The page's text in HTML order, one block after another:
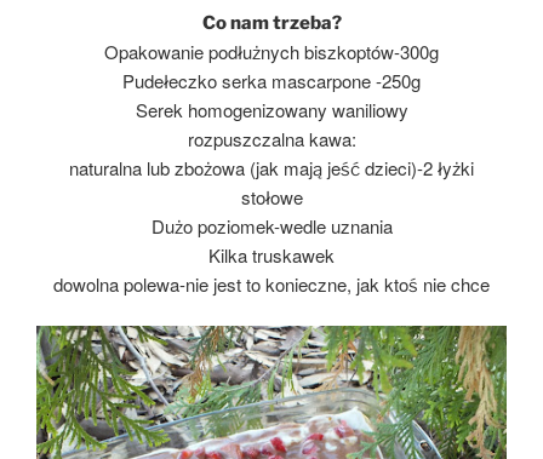
Co nam trzeba?
Opakowanie podłużnych biszkoptów-300g
Pudełeczko serka mascarpone -250g
Serek homogenizowany waniliowy
rozpuszczalna kawa:
naturalna lub zbożowa (jak mają jeść dzieci)-2 łyżki
stołowe
Dużo poziomek-wedle uznania
Kilka truskawek
dowolna polewa-nie jest to konieczne, jak ktoś nie chce